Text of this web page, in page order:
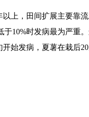
上，田间扩展主要靠
10%时发病最为严重
始发病，夏薯在栽后